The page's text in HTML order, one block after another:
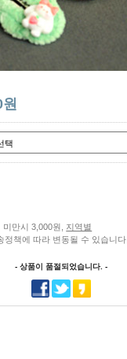
만시 3,000원, 지역별
정책에 따라 변동될 수 있습니다
- 상품이 품절되었습니다. -